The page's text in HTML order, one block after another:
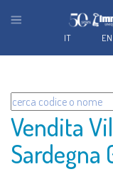
Vendita
Sardegna
EN
IT